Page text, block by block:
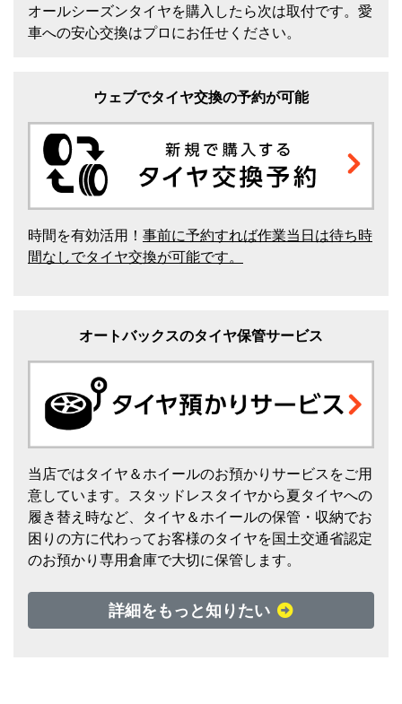
オールシーズンタイヤを購入したら次は取付です。愛
車への安心交換はプロにお任せください。
ウェブでタイヤ交換の予約が可能
時間を有効活用！ 事前に予約すれば作業当日は待ち時
間なしでタイヤ交換が可能です。
オートバックスのタイヤ保管サービス
当店ではタイヤ＆ホイールのお預かりサービスをご用
意しています。スタッドレスタイヤから夏タイヤへの
履き替え時など、タイヤ＆ホイールの保管・収納でお
困りの方に代わってお客様のタイヤを国土交通省認定
のお預かり専用倉庫で大切に保管します。
詳細をもっと知りたい